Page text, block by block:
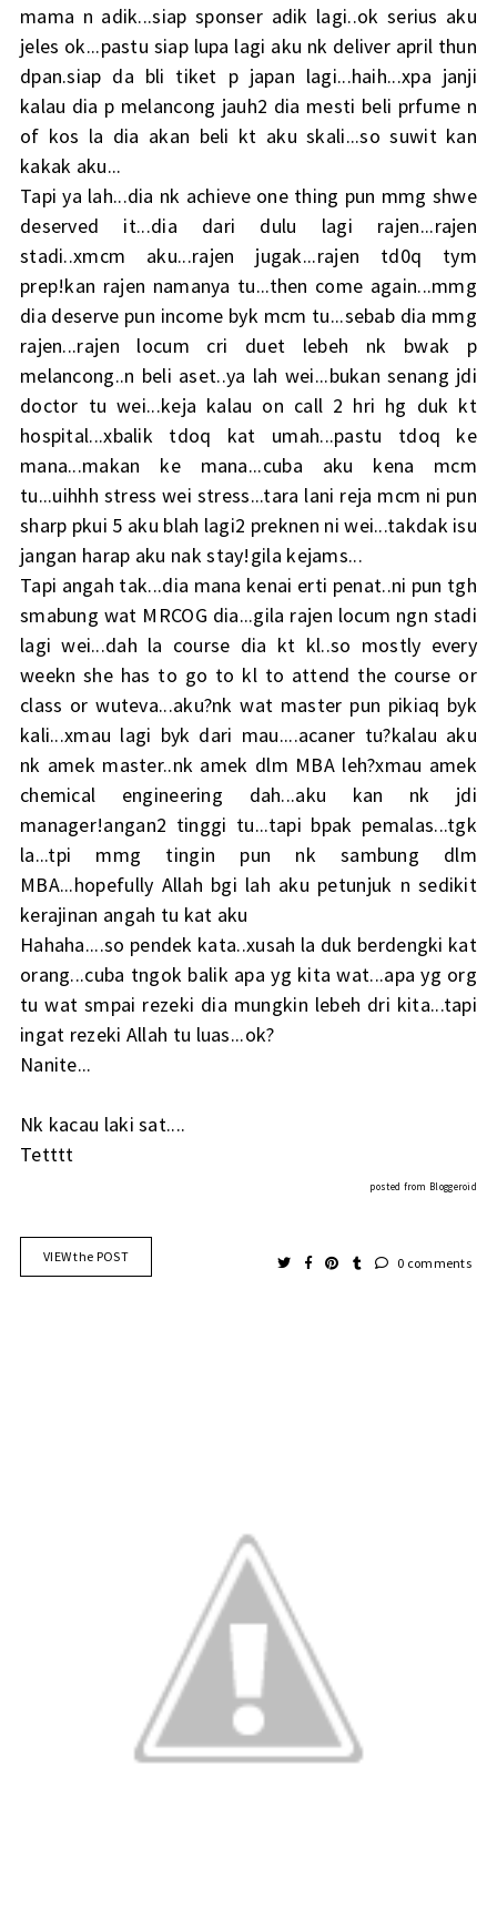
mama n adik...siap sponser adik lagi..ok serius aku
jeles ok...pastu siap lupa lagi aku nk deliver april thun
dpan.siap da bli tiket p japan lagi...haih...xpa janji
kalau dia p melancong jauh2 dia mesti beli prfume n
of kos la dia akan beli kt aku skali...so suwit kan
kakak aku...
Tapi ya lah...dia nk achieve one thing pun mmg shwe
deserved it...dia dari dulu lagi rajen...rajen
stadi..xmcm aku...rajen jugak...rajen td0q tym
prep!kan rajen namanya tu...then come again...mmg
dia deserve pun income byk mcm tu...sebab dia mmg
rajen...rajen locum cri duet lebeh nk bwak p
melancong..n beli aset..ya lah wei...bukan senang jdi
doctor tu wei...keja kalau on call 2 hri hg duk kt
hospital...xbalik tdoq kat umah...pastu tdoq ke
mana...makan ke mana...cuba aku kena mcm
tu...uihhh stress wei stress...tara lani reja mcm ni pun
sharp pkui 5 aku blah lagi2 preknen ni wei...takdak isu
jangan harap aku nak stay!gila kejams...
Tapi angah tak...dia mana kenai erti penat..ni pun tgh
smabung wat MRCOG dia...gila rajen locum ngn stadi
lagi wei...dah la course dia kt kl..so mostly every
weekn she has to go to kl to attend the course or
class or wuteva...aku?nk wat master pun pikiaq byk
kali...xmau lagi byk dari mau....acaner tu?kalau aku
nk amek master..nk amek dlm MBA leh?xmau amek
chemical engineering dah...aku kan nk jdi
manager!angan2 tinggi tu...tapi bpak pemalas...tgk
la...tpi mmg tingin pun nk sambung dlm
MBA...hopefully Allah bgi lah aku petunjuk n sedikit
kerajinan angah tu kat aku
Hahaha....so pendek kata..xusah la duk berdengki kat
orang...cuba tngok balik apa yg kita wat...apa yg org
tu wat smpai rezeki dia mungkin lebeh dri kita...tapi
ingat rezeki Allah tu luas...ok?
Nanite...
Nk kacau laki sat....
Tetttt
posted from Bloggeroid
VIEW the POST 0 comments